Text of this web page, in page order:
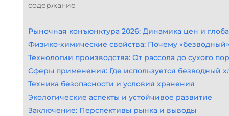
содержание
Рыночная конъюнктура 2026: Динамика цен и
Физико-химические свойства: Почему
Технологии производства: От рассола до сухого
Сферы применения: Где используется безводный
Техника безопасности и условия хранения
Экологические аспекты и устойчивое развитие
Заключение: Перспективы рынка и выводы